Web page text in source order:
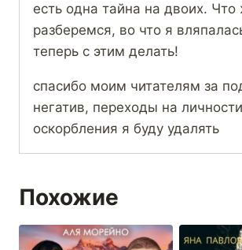
есть одна тайна на двоих.
разберемся, во что я
теперь с этим делать!
спасибо моим читателям за
негатив, переходы на
оскорбления я буду удалять
Похожие